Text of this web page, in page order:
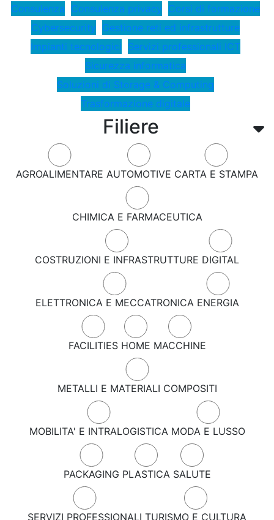
Filiere
AGROALIMENTARE AUTOMOTIVE CARTA E STAMPA
CHIMICA E FARMACEUTICA
COSTRUZIONI E INFRASTRUTTURE DIGITAL
ELETTRONICA E MECCATRONICA ENERGIA
FACILITIES HOME MACCHINE
METALLI E MATERIALI COMPOSITI
MOBILITA' E INTRALOGISTICA MODA E LUSSO
PACKAGING PLASTICA SALUTE
SERVIZI PROFESSIONALI TURISMO E CULTURA
Consulenza Consulenza privacy Corsi di formazione
Cybersecurity Gestione reti ed infrastrutture
Impianti tecnologici Servizi professionali ICT
Sicurezza informatica
Soluzioni di Storage & Computing
Trasformazione digitale